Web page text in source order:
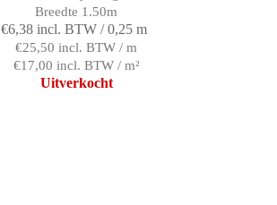
Breedte 1.50m
€6,38 incl. BTW / 0,25 m
€25,50 incl. BTW / m
€17,00 incl. BTW / m²
Uitverkocht